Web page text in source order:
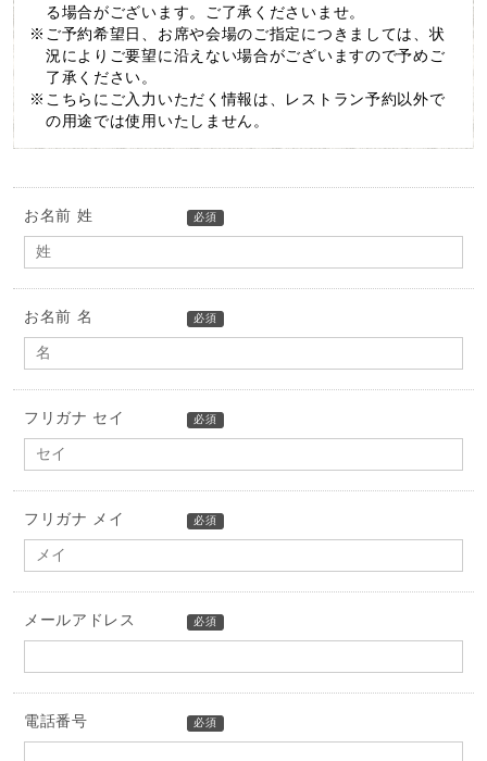
る場合がございます。ご了承くださいませ。
ご予約希望日、お席や会場のご指定につきましては、 状
況によりご要望に沿えない場合がございますので予めご
了承ください。
こちらにご入力いただく情報は、レストラン予約以外で
の用途では使用いたしません。
お名前 姓 必須
お名前 名 必須
フリガナ セイ 必須
フリガナ メイ 必須
メールアドレス 必須
電話番号 必須